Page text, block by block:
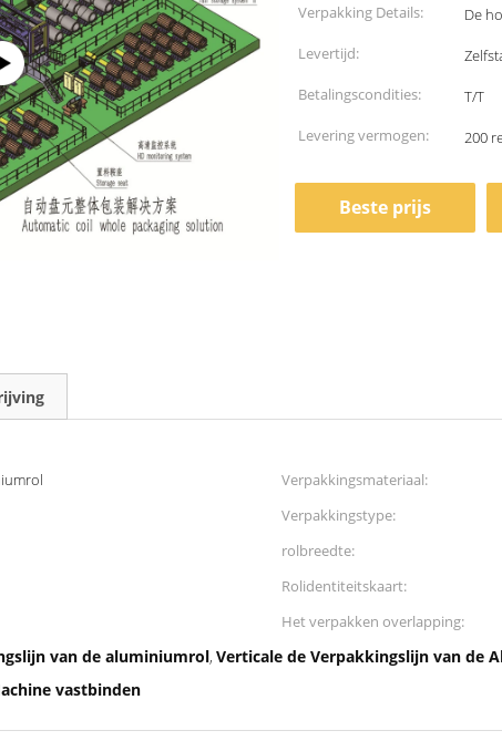
Verpakking Details:
De
Levertijd:
Betalingscondities:
T/T
Levering vermogen:
200
Beste prijs
Verpakkingsmateriaal:
Verpakkingstype:
rolbreedte:
Rolidentiteitskaart:
Het verpakken overlapping:
van de aluminiumrol, Verticale de Verpakkingslijn van de
vastbinden